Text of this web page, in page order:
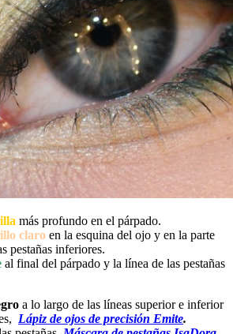
más profundo en el párpado.
claro en la esquina del ojo y en la parte
pestañas inferiores.
al final del párpado y la línea de las pestañas
a lo largo de las líneas superior e inferior
Lápiz de ojos de precisión Emite.